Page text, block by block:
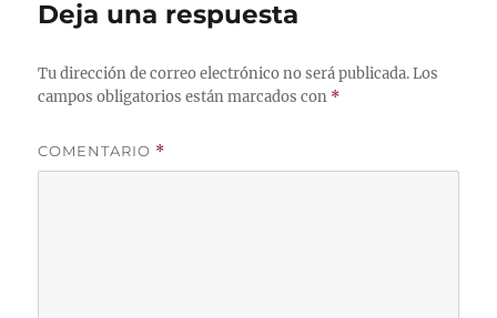
Deja una respuesta
Tu dirección de correo electrónico no será publicada. Los
campos obligatorios están marcados con *
COMENTARIO *